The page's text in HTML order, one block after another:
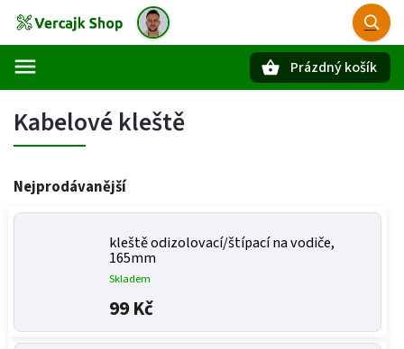
Prázdný košík
Kabelové kleště
Nejprodávanější
kleště odizolovací/štípací na vodiče,
165mm
Skladem
99 Kč